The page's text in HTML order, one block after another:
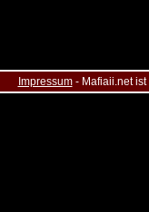
Impressum- Mafiaii.net ist